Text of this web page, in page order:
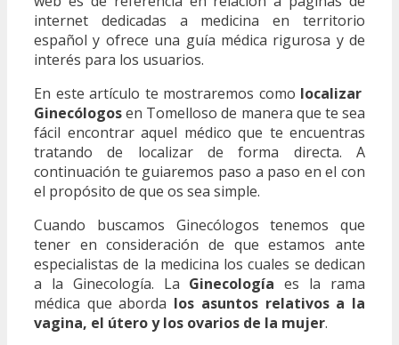
internet dedicadas a medicina en territorio
español y ofrece una guía médica rigurosa y de
interés para los usuarios.
En este artículo te mostraremos como localizar
Ginecólogosen Tomelloso de manera que te sea
fácil encontrar aquel médico que te encuentras
tratando de localizar de forma directa. A
continuación te guiaremos paso a paso en el con
el propósito de que os sea simple.
Cuando buscamos Ginecólogos tenemos que
tener en consideración de que estamos ante
especialistas de la medicina los cuales se dedican
a la Ginecología. La Ginecología es la rama
médica que aborda los asuntos relativos a la
vagina, el útero y los ovarios de la mujer.